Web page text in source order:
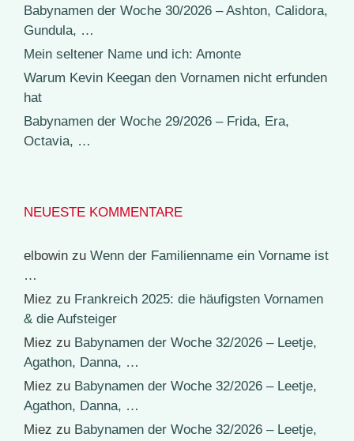
Babynamen der Woche 30/2026 – Ashton, Calidora,
Gundula, …
Mein seltener Name und ich: Amonte
Warum Kevin Keegan den Vornamen nicht erfunden
hat
Babynamen der Woche 29/2026 – Frida, Era,
Octavia, …
NEUESTE KOMMENTARE
elbowin zu Wenn der Familienname ein Vorname ist
…
Miez zu Frankreich 2025: die häufigsten Vornamen
& die Aufsteiger
Miez zu Babynamen der Woche 32/2026 – Leetje,
Agathon, Danna, …
Miez zu Babynamen der Woche 32/2026 – Leetje,
Agathon, Danna, …
Miez zu Babynamen der Woche 32/2026 – Leetje,